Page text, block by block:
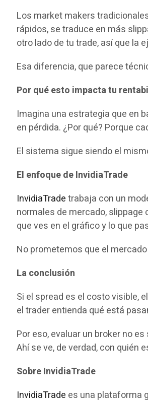
Los market makers
rápidos, se traduce en más
otro lado de tu trade, así que la
Esa diferencia, que parece
Por qué esto impacta tu
Imagina una estrategia que en
en pérdida. ¿Por qué? Porque
El sistema sigue siendo el
El enfoque de InvidiaTrade
InvidiaTradetrabaja con un
normales de mercado,
que ves en el gráfico y lo que
No prometemos que el
La conclusión
Si el spread es el costo visible,
el trader entienda qué está
Por eso, evaluar un broker no
Ahí se ve, de verdad, con quién
Sobre InvidiaTrade
InvidiaTrade es una plataforma